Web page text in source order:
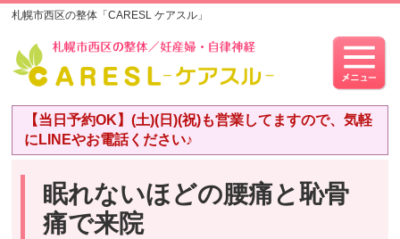
札幌市西区の整体「CARESL ケアスル」
【当日予約OK】(土)(日)(祝)も営業してますので、気軽
にLINEやお電話ください♪
眠れないほどの腰痛と恥骨
痛で来院